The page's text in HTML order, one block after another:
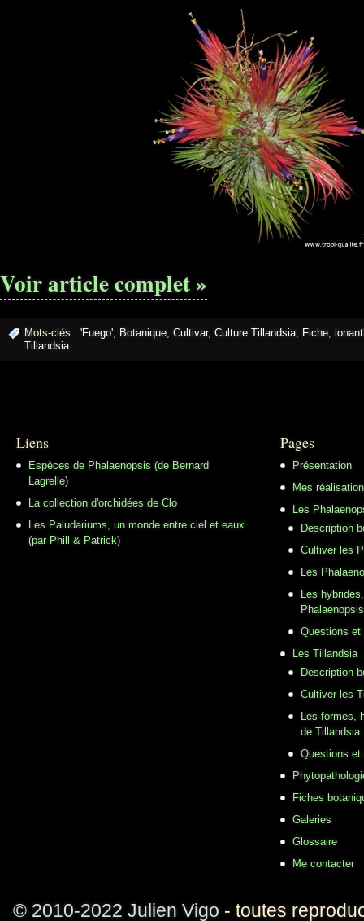
Voir article complet »
Mots-clés : 'Fuego', Botanique, Cultivar, Culture Tillandsia, Fiche,
Tillandsia
Liens
Espèces de Phalaenopsis (de Bernard
Lagrelle)
La collection d'orchidées de Clo
Les Paludariums, un monde entre ciel et eaux
(par Phill & Patrick)
Pages
Présentation
Mes
Les
Description
Cultiver les
Les
Les
Phalaenopsis
Questions et
Les Tillandsia
Description
Cultiver les
Les formes,
de Tillandsia
Questions et
Fiches
Galeries
Glossaire
Me contacter
© 2010-2022 Julien Vigo - toutes